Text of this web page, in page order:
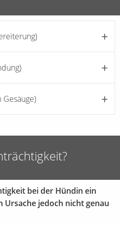
bei der Hündin ein
Ursache jedoch nicht genau